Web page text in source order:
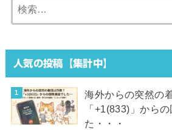
索:
人気の投稿【集計中】
海外からの突然の
「+1(833)」から
た・・・